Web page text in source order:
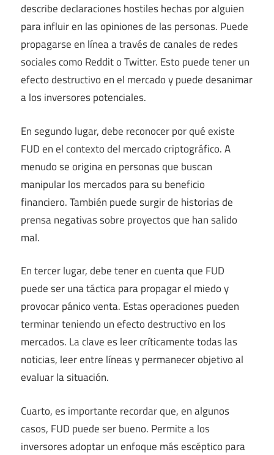
describe declaraciones hostiles hechas por alguien
para influir en las opiniones de las personas. Puede
propagarse en línea a través de canales de redes
sociales como Reddit o Twitter. Esto puede tener un
efecto destructivo en el mercado y puede desanimar
a los inversores potenciales.
En segundo lugar, debe reconocer por qué existe
FUD en el contexto del mercado criptográfico. A
menudo se origina en personas que buscan
manipular los mercados para su beneficio
financiero. También puede surgir de historias de
prensa negativas sobre proyectos que han salido
mal.
En tercer lugar, debe tener en cuenta que FUD
puede ser una táctica para propagar el miedo y
provocarpánicoventa. Estas operaciones pueden
terminar teniendo un efecto destructivo en los
mercados. La clave es leer críticamente todas las
noticias, leer entre líneas y permanecer objetivo al
evaluar la situación.
Cuarto, es importante recordar que, en algunos
casos, FUD puede ser bueno. Permite a los
inversores adoptar un enfoque más escéptico para